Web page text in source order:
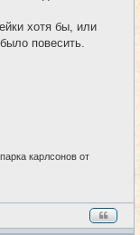
хотя бы, или
повесить.
карлсонов от